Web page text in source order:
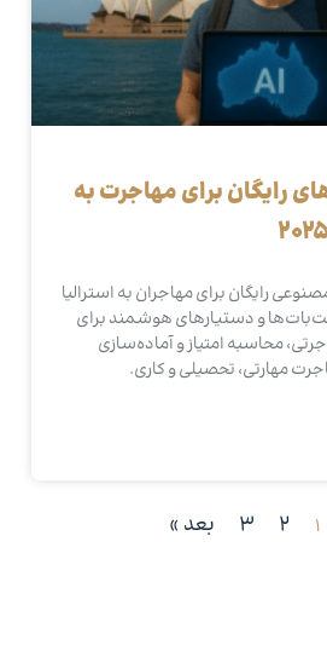
برای مهاجرت به
رایگان برای مهاجران به استرالیا
معرفی چت‌بات‌ها و دستیارهای هوشمند برای
محاسبه امتیاز و آماده‌سازی
مهارتی، تحصیلی و کاری.
1
2
3 بعد »